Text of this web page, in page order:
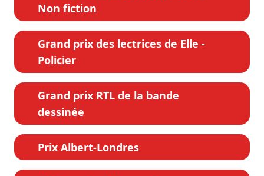
Non fiction
Grand prix des lectrices de Elle -
Policier
Grand prix RTL de la bande
dessinée
Prix Albert-Londres